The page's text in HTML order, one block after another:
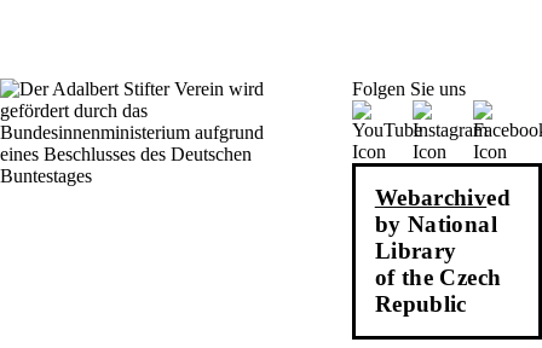
Folgen Sie uns
Webarchived
by National
Library
of the Czech
Republic